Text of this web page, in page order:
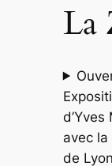
La
avec la
de